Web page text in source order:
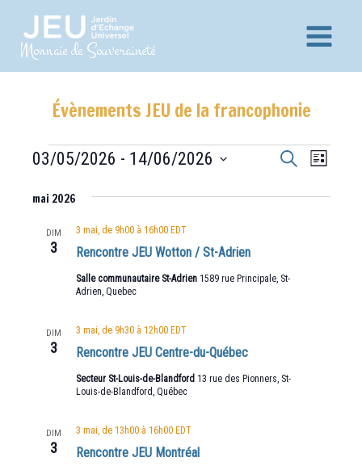
contenuMonnaie de Souveraineté
Main
Évènements JEU de la francophonie
Évènements Recherche
Évènements
Recherche
vues
Liste
03/05/2026 - 14/06/2026
une
mai 2026
DIM
3 Rencontre JEU Wotton / St-Adrien
3 mai, de 9h00à 16h00 EDT
Salle communautaire St-Adrien 1589 rue Principale, St-
Adrien, Quebec
DIM
3 Rencontre JEU Centre-du-Québec
3 mai, de 9h30à 12h00 EDT
Secteur St-Louis-de-Blandford 13 rue des Pionners, St-
Louis-de-Blandford, Québec
DIM
3 Rencontre JEU Montréal
3 mai, de 13h00à 16h00 EDT